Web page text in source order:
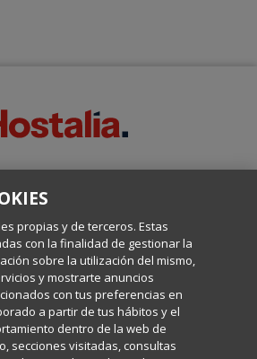
Comunicación de Hostalia, dirigido por
y Tecnología.
de privacidad
Política de cookies
propias y de terceros. Estas
con la finalidad de gestionar la
sobre la utilización del mismo,
y mostrarte anuncios
con tus preferencias en
a partir de tus hábitos y el
dentro de la web de
secciones visitadas, consultas